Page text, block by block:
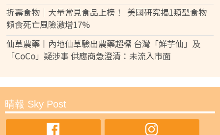
折壽食物｜大量常見食品上榜！ 美國研究揭1類型食物
頻食死亡風險激增17%
仙草農藥丨內地仙草驗出農藥超標 台灣「鮮芋仙」及
「CoCo」疑涉事 供應商急澄清：未流入市面
晴報 Sky Post